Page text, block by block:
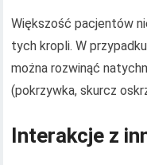
Większość pacjentów
tych kropli. W
można rozwinąć
(pokrzywka, skurcz
Interakcje z